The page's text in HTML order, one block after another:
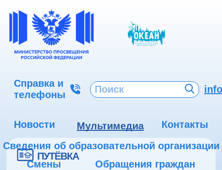
Справка и
телефоны
Новости Мультимедиа
Контакты
Сведения об образовательной организации
Смены
Обращения граждан
ПУТЁВКА